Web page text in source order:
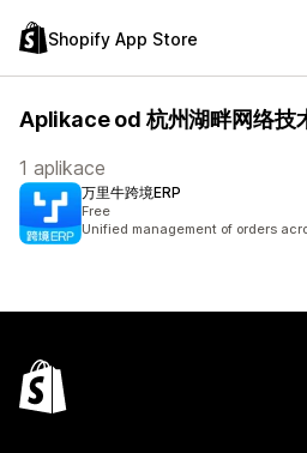
Shopify App Store
Aplikace od 杭州湖畔网络技
1 aplikace
万里牛跨境ERP
Free
Unified management of orders